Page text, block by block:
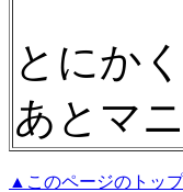
とにか
あとマ
▲このページのトッ